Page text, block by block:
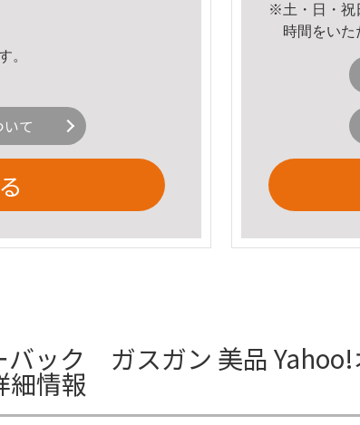
。
て
※土・日・祝
時間をいた
バック ガスガン 美品
細情報